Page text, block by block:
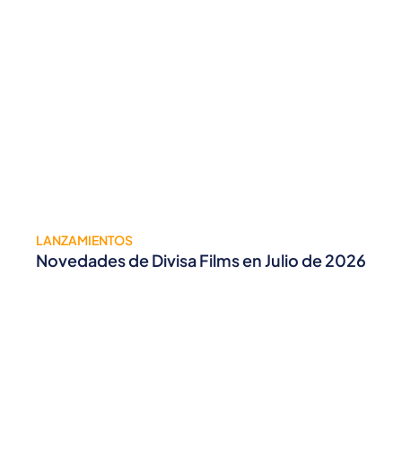
LANZAMIENTOS
Novedades de Divisa Films en Julio de 2026